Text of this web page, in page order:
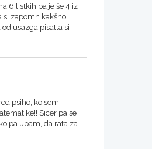
6 listkih pa je še 4 iz
si zapomn kakšno
usazga pisatla si
psiho, ko sem
Sicer pa se
pa upam, da rata za